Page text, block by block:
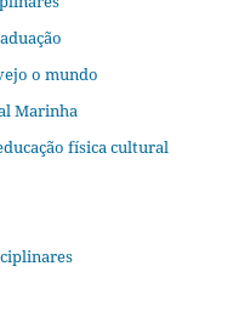
o mundo
Marinha
física cultural